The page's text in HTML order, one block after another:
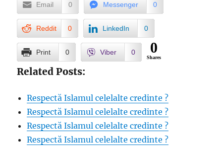
Email 0 Messenger 0
Reddit 0 LinkedIn 0
Print 0 Viber 0 0
Shares
Related Posts:
Respectă Islamul celelalte credinte ?
Respectă Islamul celelalte credinte ?
Respectă Islamul celelalte credinte ?
Respectă Islamul celelalte credinte ?